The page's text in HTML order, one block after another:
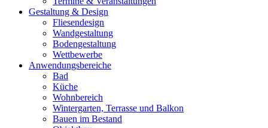
Gestaltung & Design
Fliesendesign
Wandgestaltung
Bodengestaltung
Wettbewerbe
Anwendungsbereiche
Bad
Küche
Wohnbereich
Wintergarten, Terrasse und Balkon
Bauen im Bestand